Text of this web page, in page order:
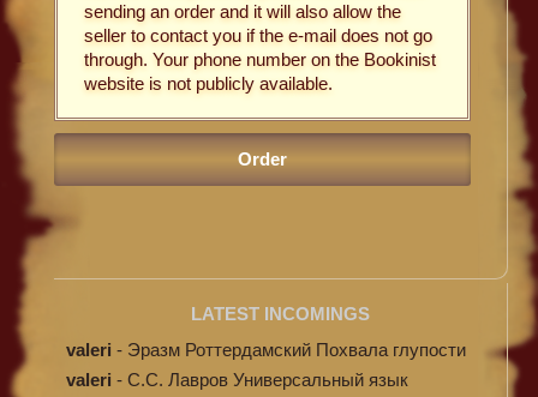
sending an order and it will also allow the
seller to contact you if the e-mail does not go
through. Your phone number on the Bookinist
website is not publicly available.
LATEST INCOMINGS
valeri - Эразм Роттердамский Похвала глупости
valeri - C.С. Лавров Универсальный язык